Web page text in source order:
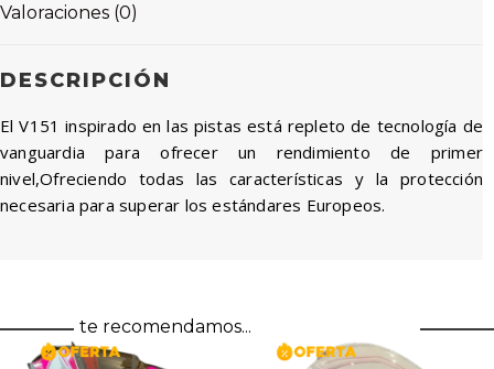
Valoraciones (0)
DESCRIPCIÓN
El V151 inspirado en las pistas está repleto de tecnología de
vanguardia para ofrecer un rendimiento de primer
nivel,Ofreciendo todas las características y la protección
necesaria para superar los estándares Europeos.
te recomendamos...